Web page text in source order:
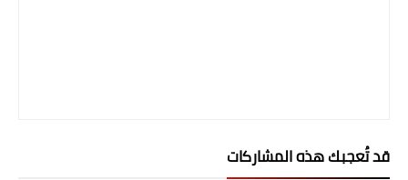
قد تُعجبك هذه المشاركات